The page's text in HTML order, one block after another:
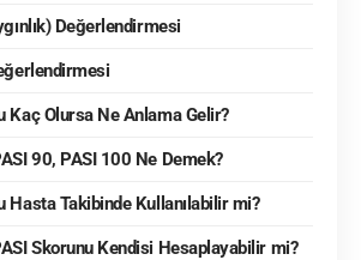
Değerlendirmesi
Kaç Olursa Ne Anlama Gelir?
90, PASI 100 Ne Demek?
Hasta Takibinde Kullanılabilir mi?
Skorunu Kendisi Hesaplayabilir mi?